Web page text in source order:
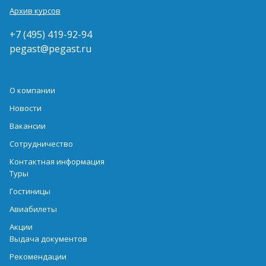
Архив курсов
+7 (495) 419-92-94
pegast@pegast.ru
О компании
Новости
Вакансии
Сотрудничество
Контактная информация
Туры
Гостиницы
Авиабилеты
Акции
Выдача документов
Рекомендации